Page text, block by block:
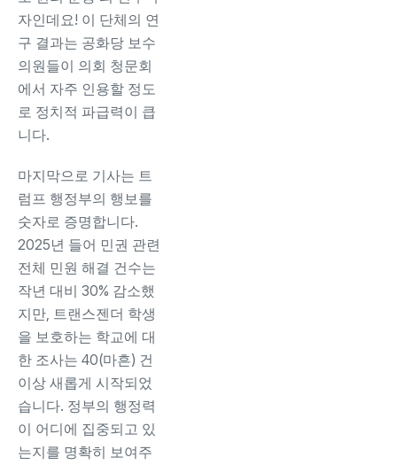
자인데요! 이 단체의 연
구 결과는 공화당 보수
의원들이 의회 청문회
에서 자주 인용할 정도
로 정치적 파급력이 큽
니다.
마지막으로 기사는 트
럼프 행정부의 행보를
숫자로 증명합니다.
2025년 들어 민권 관련
전체 민원 해결 건수는
작년 대비 30% 감소했
지만, 트랜스젠더 학생
을 보호하는 학교에 대
한 조사는 40(마흔) 건
이상 새롭게 시작되었
습니다. 정부의 행정력
이 어디에 집중되고 있
는지를 명확히 보여주